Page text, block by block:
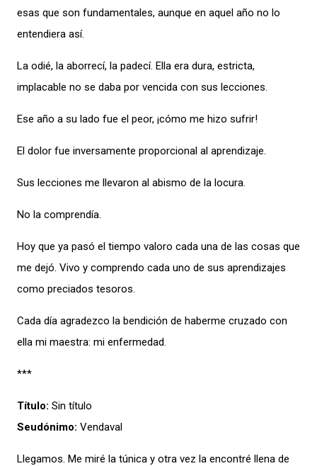
esas que son fundamentales, aunque en aquel año no lo
entendiera así.
La odié, la aborrecí, la padecí. Ella era dura, estricta,
implacable no se daba por vencida con sus lecciones.
Ese año a su lado fue el peor, ¡cómo me hizo sufrir!
El dolor fue inversamente proporcional al aprendizaje.
Sus lecciones me llevaron al abismo de la locura.
No la comprendía.
Hoy que ya pasó el tiempo valoro cada una de las cosas que
me dejó. Vivo y comprendo cada uno de sus aprendizajes
como preciados tesoros.
Cada día agradezco la bendición de haberme cruzado con
ella mi maestra: mi enfermedad.
***
Título: Sin título
Seudónimo: Vendaval
Llegamos. Me miré la túnica y otra vez la encontré llena de